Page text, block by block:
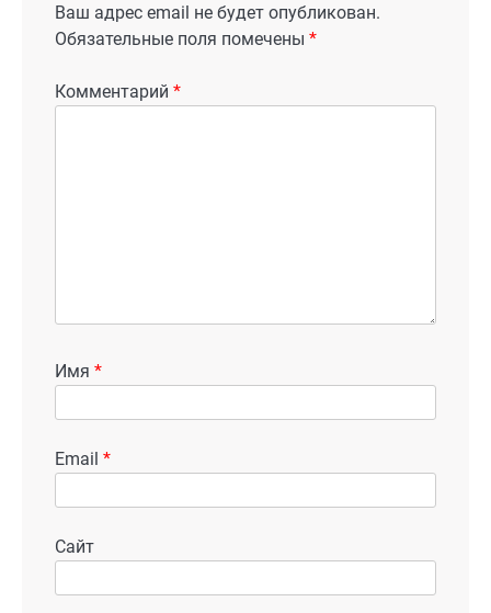
Ваш адрес email не будет опубликован.
Обязательные поля помечены *
Комментарий *
Имя *
Email *
Сайт